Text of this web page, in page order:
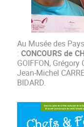
Au Musée des
: CONCOURS de
GOIFFON, Grégory
Jean-Michel
BIDARD.